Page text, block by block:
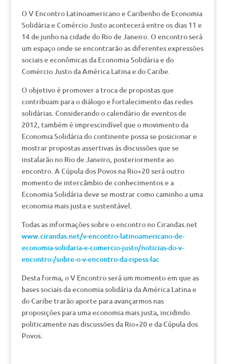
O V Encontro Latinoamericano e Caribenho de Economia
Solidária e Comércio Justo acontecerá entre os dias 11 e
14 de junho na cidade do Rio de Janeiro. O encontro será
um espaço onde se encontrarão as diferentes expressões
sociais e econômicas da Economia Solidária e do
Comércio Justo da América Latina e do Caribe.
O objetivo é promover a troca de propostas que
contribuam para o diálogo e fortalecimento das redes
solidárias. Considerando o calendário de eventos de
2012, também é imprescindível que o movimento da
Economia Solidária do continente possa se posicionar e
mostrar propostas assertivas às discussões que se
instalarão no Rio de Janeiro, posteriormente ao
encontro. A Cúpula dos Povos na Rio+20 será outro
momento de intercâmbio de conhecimentos e a
Economia Solidária deve se mostrar como caminho a uma
economia mais justa e sustentável.
Todas as informações sobre o encontro no Cirandas.net
www.cirandas.net/v-encontro-latinoamericano-de-
economia-solidaria-e-comercio-justo/noticias-do-v-
encontro-/sobre-o-v-encontro-da-ripess-lac
Desta forma, o V Encontro será um momento em que as
bases sociais da economia solidária da América Latina e
do Caribe trarão aporte para avançarmos nas
proposições para uma economia mais justa, incidindo
politicamente nas discussões da Rio+20 e da Cúpula dos
Povos.